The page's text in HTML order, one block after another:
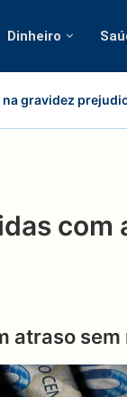
Dinheiro
gravidez
com
atraso sem